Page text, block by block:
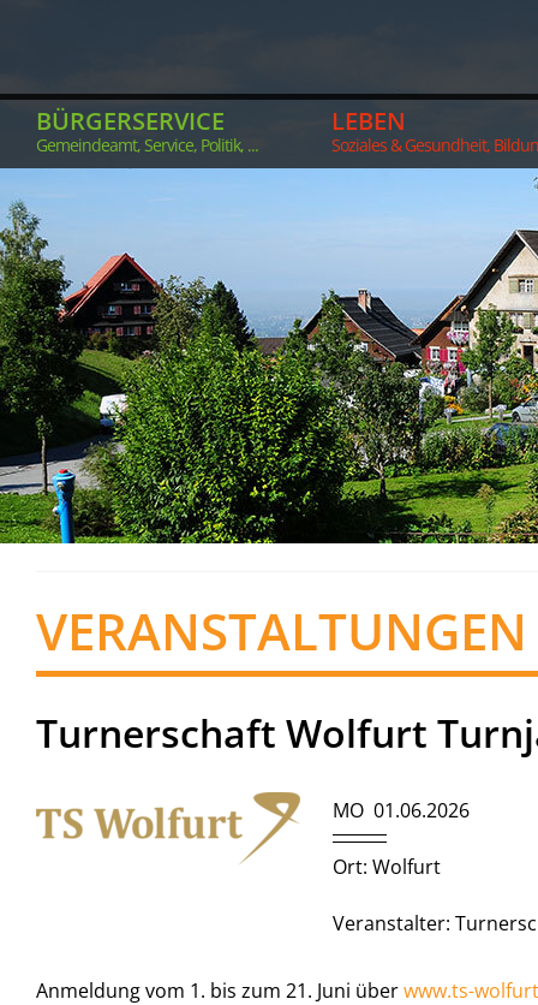
BÜRGERSERVICE
Gemeindeamt, Service, Politik, ...
LEBEN
Soziales & Gesundheit,
VERANSTALTUNGEN
Turnerschaft Wolfurt
MO 01.06.2026
Ort: Wolfurt
Veranstalter:
Anmeldung vom 1. bis zum 21. Juni überwww.ts-